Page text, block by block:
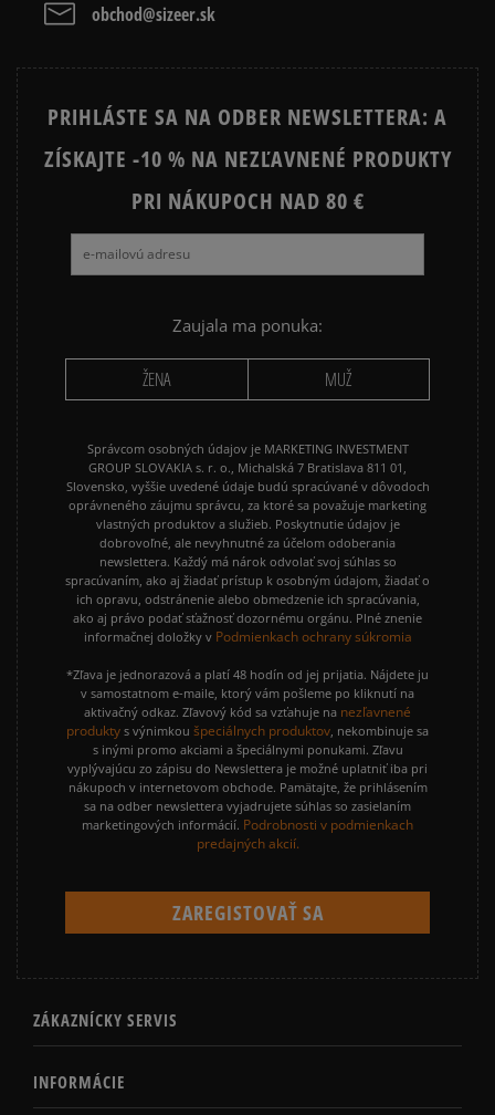
obchod@sizeer.sk
PRIHLÁSTE SA NA ODBER NEWSLETTERA: A
ZÍSKAJTE -10 % NA NEZĽAVNENÉ PRODUKTY
PRI NÁKUPOCH NAD 80 €
Zaujala ma ponuka:
ŽENA MUŽ
Správcom osobných údajov je MARKETING INVESTMENT
GROUP SLOVAKIA s. r. o., Michalská 7 Bratislava 811 01,
Slovensko, vyššie uvedené údaje budú spracúvané v dôvodoch
oprávneného záujmu správcu, za ktoré sa považuje marketing
vlastných produktov a služieb. Poskytnutie údajov je
dobrovoľné, ale nevyhnutné za účelom odoberania
newslettera. Každý má nárok odvolať svoj súhlas so
spracúvaním, ako aj žiadať prístup k osobným údajom, žiadať o
ich opravu, odstránenie alebo obmedzenie ich spracúvania,
ako aj právo podať sťažnosť dozornému orgánu. Plné znenie
informačnej doložky v Podmienkach ochrany súkromia
*Zľava je jednorazová a platí 48 hodín od jej prijatia. Nájdete ju
v samostatnom e-maile, ktorý vám pošleme po kliknutí na
aktivačný odkaz. Zľavový kód sa vzťahuje na nezľavnené
produkty s výnimkou špeciálnych produktov, nekombinuje sa
s inými promo akciami a špeciálnymi ponukami. Zľavu
vyplývajúcu zo zápisu do Newslettera je možné uplatniť iba pri
nákupoch v internetovom obchode. Pamätajte, že prihlásením
sa na odber newslettera vyjadrujete súhlas so zasielaním
marketingových informácií. Podrobnosti v podmienkach
predajných akcií.
ZÁKAZNÍCKY SERVIS
INFORMÁCIE